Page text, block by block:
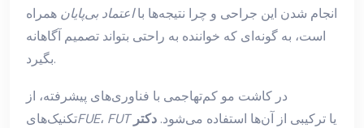
انجام شدن این جراحی و چرا نتیجه‌ها بااعتماد بی‌پایان همراه
است، به گونه‌ای که خواننده به راحتی بتواند تصمیم آگاهانه
بگیرد.
در کاشت مو کم‌تهاجمی با فناوری‌های پیشرفته، از
تکنیک‌هایFUE، FUT یا ترکیبی از آن‌ها استفاده می‌شود. دکتر